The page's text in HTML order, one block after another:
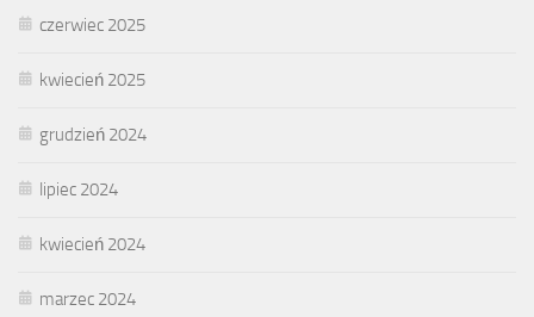
czerwiec 2025
kwiecień 2025
grudzień 2024
lipiec 2024
kwiecień 2024
marzec 2024